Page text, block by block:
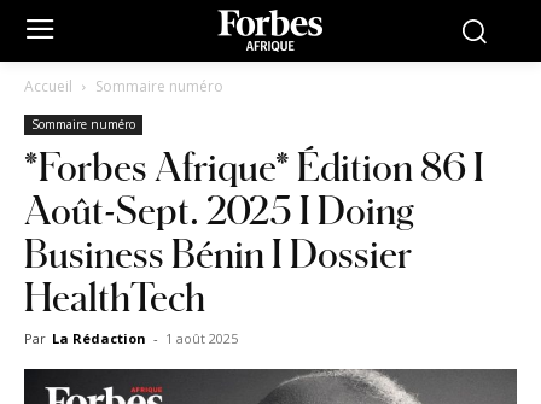
Accueil Sommaire numéro
Sommaire numéro
*Forbes Afrique* Édition 86 I
Août-Sept. 2025 I Doing
Business Bénin I Dossier
HealthTech
Par La Rédaction - 1 août 2025